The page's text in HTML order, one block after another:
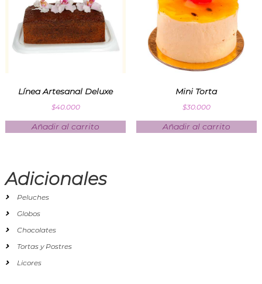
Línea Artesanal Deluxe
$40.000
Añadir al carrito
Mini Torta
$30.000
Añadir al carrito
Adicionales
Peluches
Globos
Chocolates
Tortas y Postres
Licores